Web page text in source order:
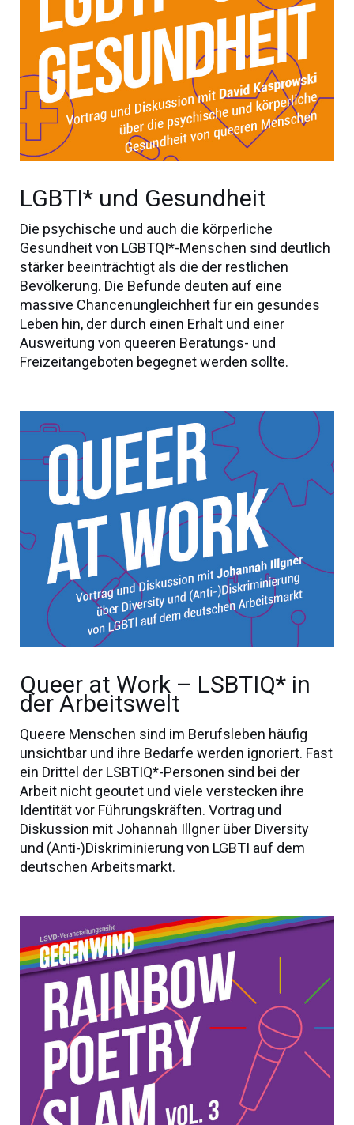
LGBTI* und Gesundheit
Die psychische und auch die körperliche
Gesundheit von LGBTQI*-Menschen sind deutlich
stärker beeinträchtigt als die der restlichen
Bevölkerung. Die Befunde deuten auf eine
massive Chancenungleichheit für ein gesundes
Leben hin, der durch einen Erhalt und einer
Ausweitung von queeren Beratungs- und
Freizeitangeboten begegnet werden sollte.
Queer at Work – LSBTIQ* in
der Arbeitswelt
Queere Menschen sind im Berufsleben häufig
unsichtbar und ihre Bedarfe werden ignoriert. Fast
ein Drittel der LSBTIQ*-Personen sind bei der
Arbeit nicht geoutet und viele verstecken ihre
Identität vor Führungskräften. Vortrag und
Diskussion mit Johannah Illgner über Diversity
und (Anti-)Diskriminierung von LGBTI auf dem
deutschen Arbeitsmarkt.